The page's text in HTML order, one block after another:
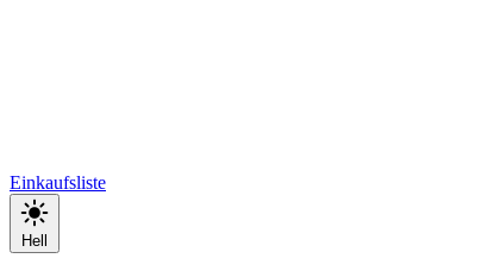
Einkaufsliste
Hell